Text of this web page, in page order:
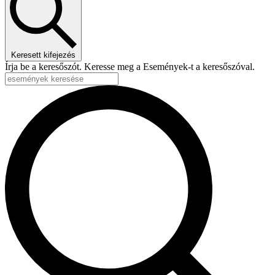
Keresett kifejezés
Írja be a keresőszót. Keresse meg a Események-t a keresőszóval.